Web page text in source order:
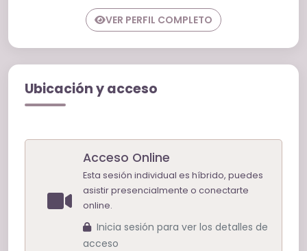
VER PERFIL COMPLETO
Ubicación y acceso
Acceso Online
Esta sesión individual es híbrido, puedes
asistir presencialmente o conectarte
online.
Inicia sesión para ver los detalles de
acceso